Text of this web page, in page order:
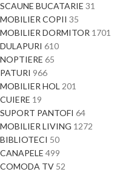
SCAUNE BUCATARIE 31
MOBILIER COPII 35
MOBILIER DORMITOR 1701
DULAPURI 610
NOPTIERE 65
PATURI 966
MOBILIER HOL 201
CUIERE 19
SUPORT PANTOFI 64
MOBILIER LIVING 1272
BIBLIOTECI 50
CANAPELE 499
COMODA TV 52